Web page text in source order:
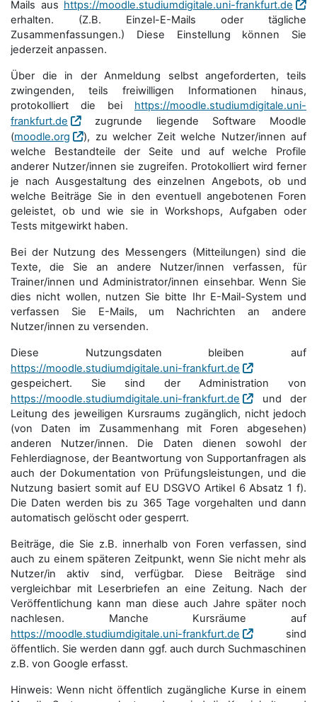
Mails aus https://moodle.studiumdigitale.uni-frankfurt.de
erhalten. (Z.B. Einzel-E-Mails oder tägliche
Zusammenfassungen.) Diese Einstellung können Sie
jederzeit anpassen.
Über die in der Anmeldung selbst angeforderten, teils
zwingenden, teils freiwilligen Informationen hinaus,
protokolliert die bei https://moodle.studiumdigitale.uni-
frankfurt.de
zugrunde liegende Software Moodle
(moodle.org
), zu welcher Zeit welche Nutzer/innen auf
welche Bestandteile der Seite und auf welche Profile
anderer Nutzer/innen sie zugreifen. Protokolliert wird ferner
je nach Ausgestaltung des einzelnen Angebots, ob und
welche Beiträge Sie in den eventuell angebotenen Foren
geleistet, ob und wie sie in Workshops, Aufgaben oder
Tests mitgewirkt haben.
Bei der Nutzung des Messengers (Mitteilungen) sind die
Texte, die Sie an andere Nutzer/innen verfassen, für
Trainer/innen und Administrator/innen einsehbar. Wenn Sie
dies nicht wollen, nutzen Sie bitte Ihr E-Mail-System und
verfassen Sie E-Mails, um Nachrichten an andere
Nutzer/innen zu versenden.
Diese Nutzungsdaten bleiben auf
https://moodle.studiumdigitale.uni-frankfurt.de
gespeichert. Sie sind der Administration von
https://moodle.studiumdigitale.uni-frankfurt.de
und der
Leitung des jeweiligen Kursraums zugänglich, nicht jedoch
(von Daten im Zusammenhang mit Foren abgesehen)
anderen Nutzer/innen. Die Daten dienen sowohl der
Fehlerdiagnose, der Beantwortung von Supportanfragen als
auch der Dokumentation von Prüfungsleistungen, und die
Nutzung basiert somit auf EU DSGVO Artikel 6 Absatz 1 f).
Die Daten werden bis zu 365 Tage vorgehalten und dann
automatisch gelöscht oder gesperrt.
Beiträge, die Sie z.B. innerhalb von Foren verfassen, sind
auch zu einem späteren Zeitpunkt, wenn Sie nicht mehr als
Nutzer/in aktiv sind, verfügbar. Diese Beiträge sind
vergleichbar mit Leserbriefen an eine Zeitung. Nach der
Veröffentlichung kann man diese auch Jahre später noch
nachlesen. Manche Kursräume auf
https://moodle.studiumdigitale.uni-frankfurt.de
sind
öffentlich. Sie werden dann ggf. auch durch Suchmaschinen
z.B. von Google erfasst.
Hinweis: Wenn nicht öffentlich zugängliche Kurse in einem